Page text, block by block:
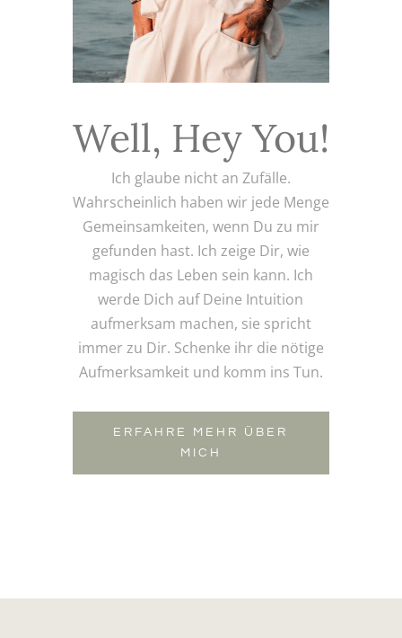
Well, Hey You!
Ich glaube nicht an Zufälle.
Wahrscheinlich haben wir jede Menge
Gemeinsamkeiten, wenn Du zu mir
gefunden hast. Ich zeige Dir, wie
magisch das Leben sein kann. Ich
werde Dich auf Deine Intuition
aufmerksam machen, sie spricht
immer zu Dir. Schenke ihr die nötige
Aufmerksamkeit und komm ins Tun.
ERFAHRE MEHR ÜBER
MICH